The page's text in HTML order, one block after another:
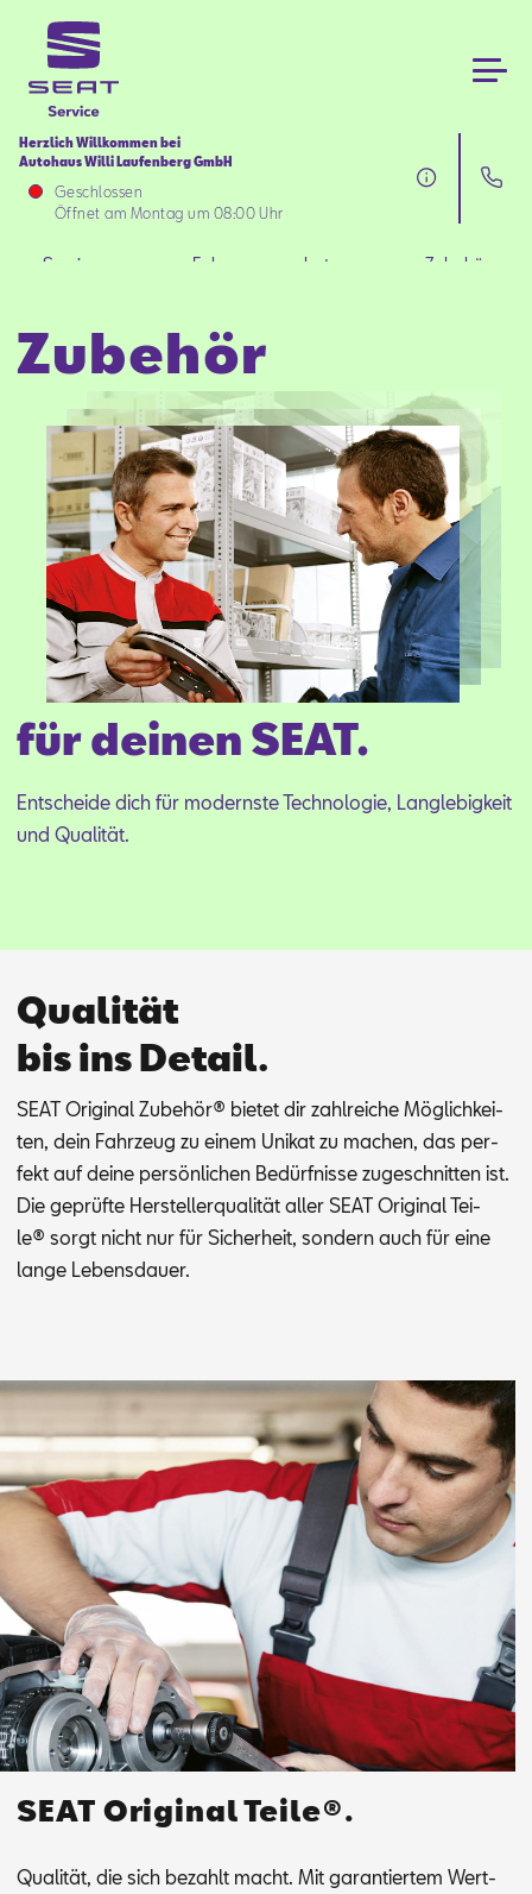
Herzlich Willkommen bei
Autohaus Willi Laufenberg GmbH
Geschlossen
Öffnet am Montag um 08:00 Uhr
Services
Fahrzeugangebote
Zubehör
Über uns
Aktionen
Services Fahrzeugangebote Zubehör
Zubehör
für deinen SEAT.
Ent­schei­de dich für mo­derns­te Tech­no­lo­gie, Lang­le­big­keit
und Qua­li­tät.
Qualität
bis ins Detail.
SEAT Ori­gi­nal Zu­be­hör® bie­tet dir zahl­rei­che Mög­lich­kei­
ten, dein Fahr­zeug zu ei­nem Uni­kat zu ma­chen, das per­
fekt auf dei­ne per­sön­li­chen Be­dürf­nis­se zu­ge­schnit­ten ist.
Die ge­prüf­te Her­stel­ler­qua­li­tät al­ler SEAT Ori­gi­nal Tei­
le® sorgt nicht nur für Si­cher­heit, son­dern auch für eine
lan­ge Le­bens­dau­er.
SEAT Original Teile®.
Qua­li­tät, die sich be­zahlt macht. Mit ga­ran­tier­tem Wert­